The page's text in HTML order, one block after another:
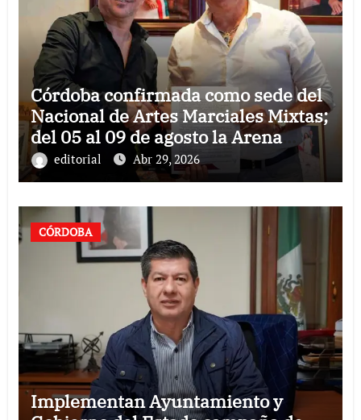
Córdoba confirmada como sede del
Nacional de Artes Marciales Mixtas;
del 05 al 09 de agosto la Arena
Córdoba recibirá dicho campeonato
editorial Abr 29, 2026
CÓRDOBA
Implementan Ayuntamiento y